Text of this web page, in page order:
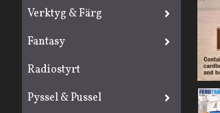
Verktyg & Färg
Fantasy
Radiostyrt
Pyssel & Pussel